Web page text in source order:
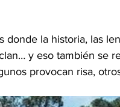
donde la historia, las
y eso también se
provocan risa,